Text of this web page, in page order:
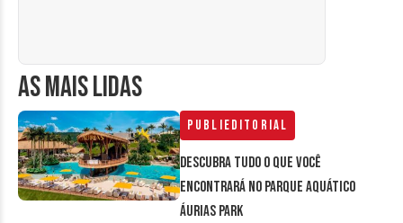
AS MAIS LIDAS
Publieditorial
Descubra tudo o que você
encontrará no parque aquático
Áurias Park